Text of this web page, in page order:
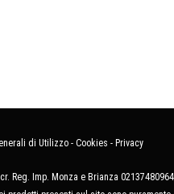
di Utilizzo - Cookies - Privacy
Imp. Monza e Brianza